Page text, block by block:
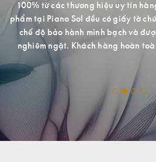
mã cho quý khách hàng hài lòng
sắm.